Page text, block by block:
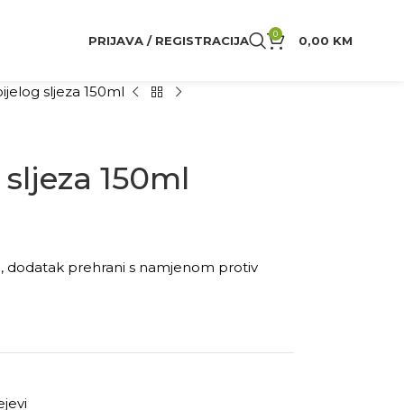
PRIJAVA / REGISTRACIJA 0 0,00 KM
sljeza 150ml
150ml
dodatak prehrani s namjenom protiv